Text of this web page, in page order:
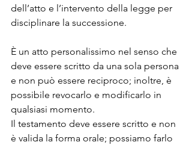
dell’atto e l’intervento della legge per
disciplinare la successione.
È un atto personalissimo nel senso che
deve essere scritto da una sola persona
e non può essere reciproco; inoltre, è
possibile revocarlo e modificarlo in
qualsiasi momento.
Il testamento deve essere scritto e non
è valida la forma orale; possiamo farlo